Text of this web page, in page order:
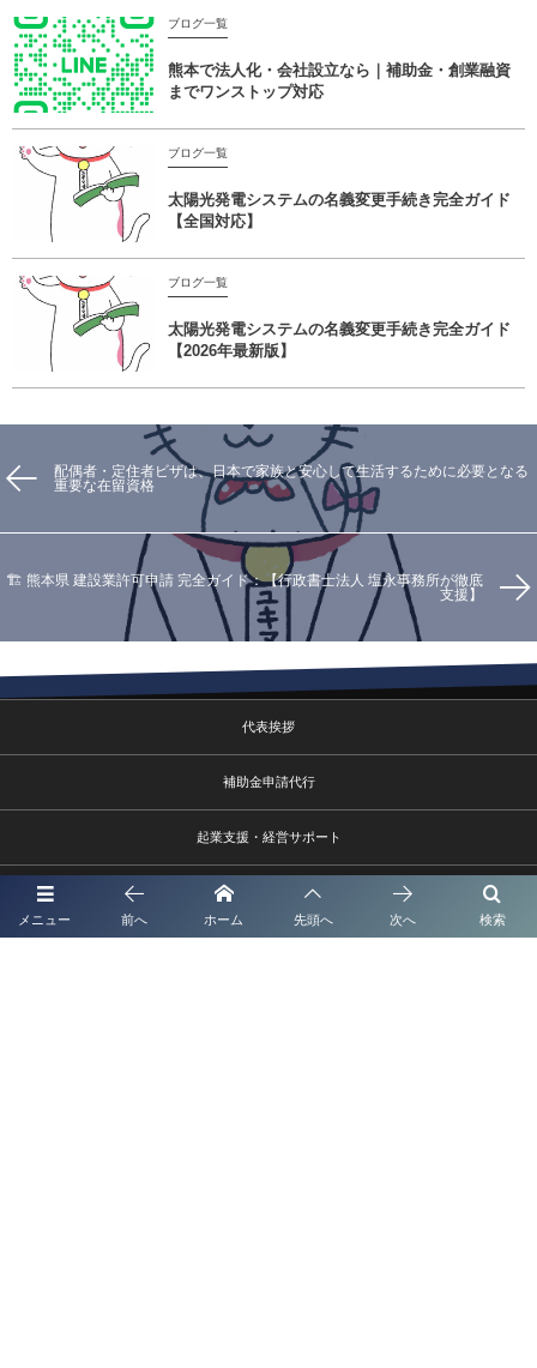
ブログ一覧
熊本で法人化・会社設立なら｜補助金・創業融資
までワンストップ対応
ブログ一覧
太陽光発電システムの名義変更手続き完全ガイド
【全国対応】
ブログ一覧
太陽光発電システムの名義変更手続き完全ガイド
【2026年最新版】
配偶者・定住者ビザは、日本で家族と安心して生活するために必要となる
重要な在留資格
🏗️ 熊本県 建設業許可申請 完全ガイド：【行政書士法人 塩永事務所が徹底
支援】
メニュー 検索
前へ ホーム 先頭へ 次へ
代表挨拶
補助金申請代行
起業支援・経営サポート
法人・企業顧問契約